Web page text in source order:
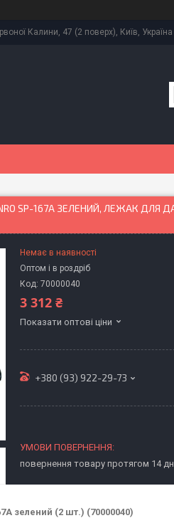
Калини, 47 (2 поверх), Київ, Україна
SP-167A ЗЕЛЕНИЙ, ЛЕЖАК ДЛЯ
Немає в наявності
Оптом і в роздріб
Код: 70000040
3 312 ₴
Показати оптові ціни
+380 (93) 922-29-73
повернення товару протягом 14
зелений (2 шт.) (70000040)